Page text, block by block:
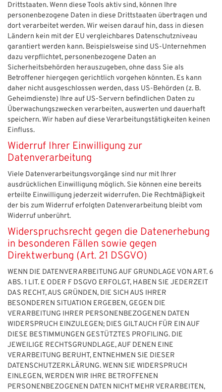
Drittstaaten. Wenn diese Tools aktiv sind, können Ihre
personenbezogene Daten in diese Drittstaaten übertragen und
dort verarbeitet werden. Wir weisen darauf hin, dass in diesen
Ländern kein mit der EU vergleichbares Datenschutzniveau
garantiert werden kann. Beispielsweise sind US-Unternehmen
dazu verpflichtet, personenbezogene Daten an
Sicherheitsbehörden herauszugeben, ohne dass Sie als
Betroffener hiergegen gerichtlich vorgehen könnten. Es kann
daher nicht ausgeschlossen werden, dass US-Behörden (z. B.
Geheimdienste) Ihre auf US-Servern befindlichen Daten zu
Überwachungszwecken verarbeiten, auswerten und dauerhaft
speichern. Wir haben auf diese Verarbeitungstätigkeiten keinen
Einfluss.
Widerruf Ihrer Einwilligung zur
Datenverarbeitung
Viele Datenverarbeitungsvorgänge sind nur mit Ihrer
ausdrücklichen Einwilligung möglich. Sie können eine bereits
erteilte Einwilligung jederzeit widerrufen. Die Rechtmäßigkeit
der bis zum Widerruf erfolgten Datenverarbeitung bleibt vom
Widerruf unberührt.
Widerspruchsrecht gegen die Datenerhebung
in besonderen Fällen sowie gegen
Direktwerbung (Art. 21 DSGVO)
WENN DIE DATENVERARBEITUNG AUF GRUNDLAGE VON ART. 6
ABS. 1 LIT. E ODER F DSGVO ERFOLGT, HABEN SIE JEDERZEIT
DAS RECHT, AUS GRÜNDEN, DIE SICH AUS IHRER
BESONDEREN SITUATION ERGEBEN, GEGEN DIE
VERARBEITUNG IHRER PERSONENBEZOGENEN DATEN
WIDERSPRUCH EINZULEGEN; DIES GILT AUCH FÜR EIN AUF
DIESE BESTIMMUNGEN GESTÜTZTES PROFILING. DIE
JEWEILIGE RECHTSGRUNDLAGE, AUF DENEN EINE
VERARBEITUNG BERUHT, ENTNEHMEN SIE DIESER
DATENSCHUTZERKLÄRUNG. WENN SIE WIDERSPRUCH
EINLEGEN, WERDEN WIR IHRE BETROFFENEN
PERSONENBEZOGENEN DATEN NICHT MEHR VERARBEITEN,